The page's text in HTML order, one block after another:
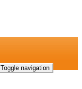
Toggle navigation